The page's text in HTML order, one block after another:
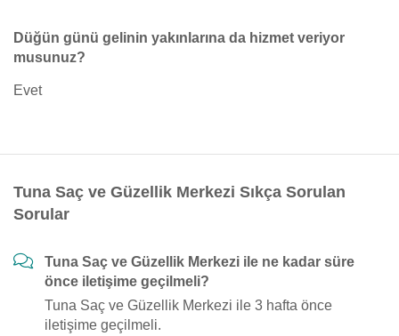
Düğün günü gelinin yakınlarına da hizmet veriyor
musunuz?
Evet
Tuna Saç ve Güzellik Merkezi Sıkça Sorulan
Sorular
Tuna Saç ve Güzellik Merkezi ile ne kadar süre
önce iletişime geçilmeli?
Tuna Saç ve Güzellik Merkezi ile 3 hafta önce
iletişime geçilmeli.